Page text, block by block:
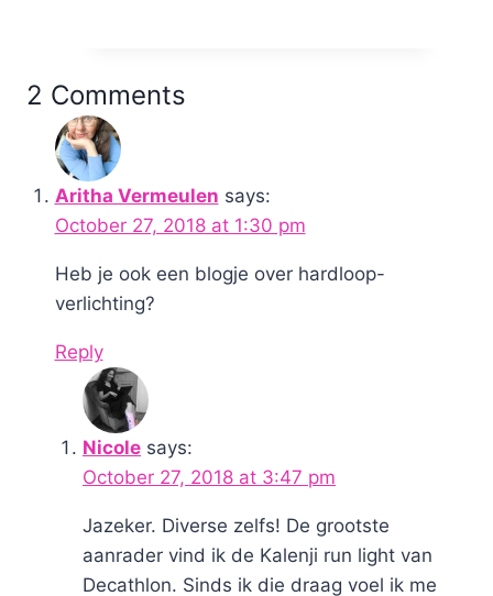
2 Comments
Aritha Vermeulen says:
October 27, 2018 at 1:30 pm
Heb je ook een blogje over hardloop-
verlichting?
Reply
Nicole says:
October 27, 2018 at 3:47 pm
Jazeker. Diverse zelfs! De grootste
aanrader vind ik de Kalenji run light van
Decathlon. Sinds ik die draag voel ik me